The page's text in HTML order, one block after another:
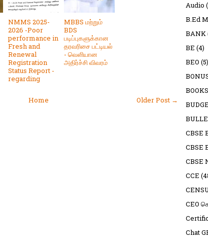
NMMS 2025-
2026 -Poor
performance in
Fresh and
Renewal
Registration
Status Report -
regarding
MBBS மற்றும்
BDS
படிப்புகளுக்கான
தரவரிசை பட்டியல்
- வெளியான
அதிர்ச்சி விவரம்
Older Post →
Home
Audio
B.Ed
BANK
BE (4)
BEO (5)
BOOKS
CBSE
CBSE
CBSE
CCE
CEO
Chat